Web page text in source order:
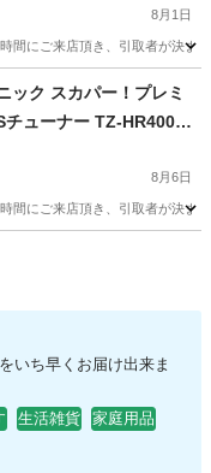
8月1日
間にご来店頂き、引取者が決
ック スカパー！プレミ
ューナー TZ-HR400P
8月6日
間にご来店頂き、引取者が決
いち早くお届け出来ま
生活雑貨
家庭用品